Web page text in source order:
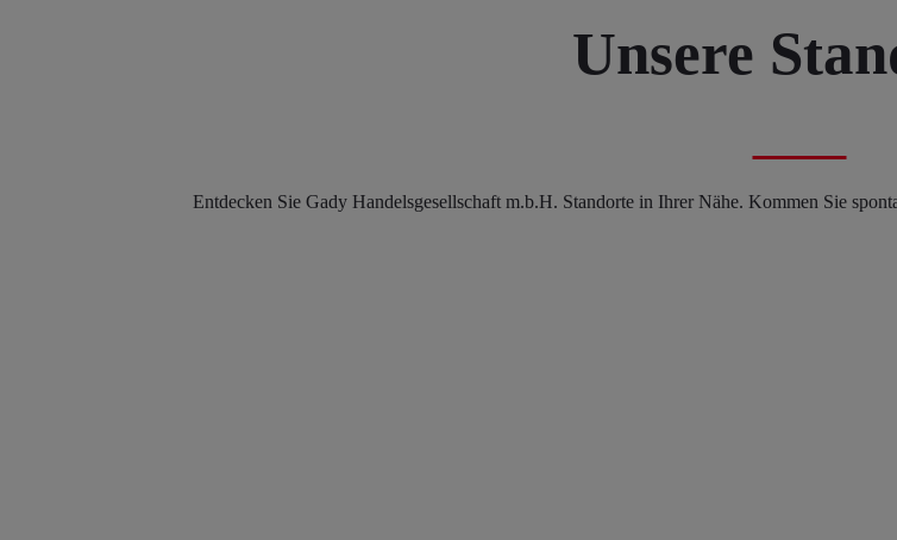
Unsere
Entdecken Sie Gady Handelsgesellschaft m.b.H. Standorte in Ihrer Nähe. Kommen Sie